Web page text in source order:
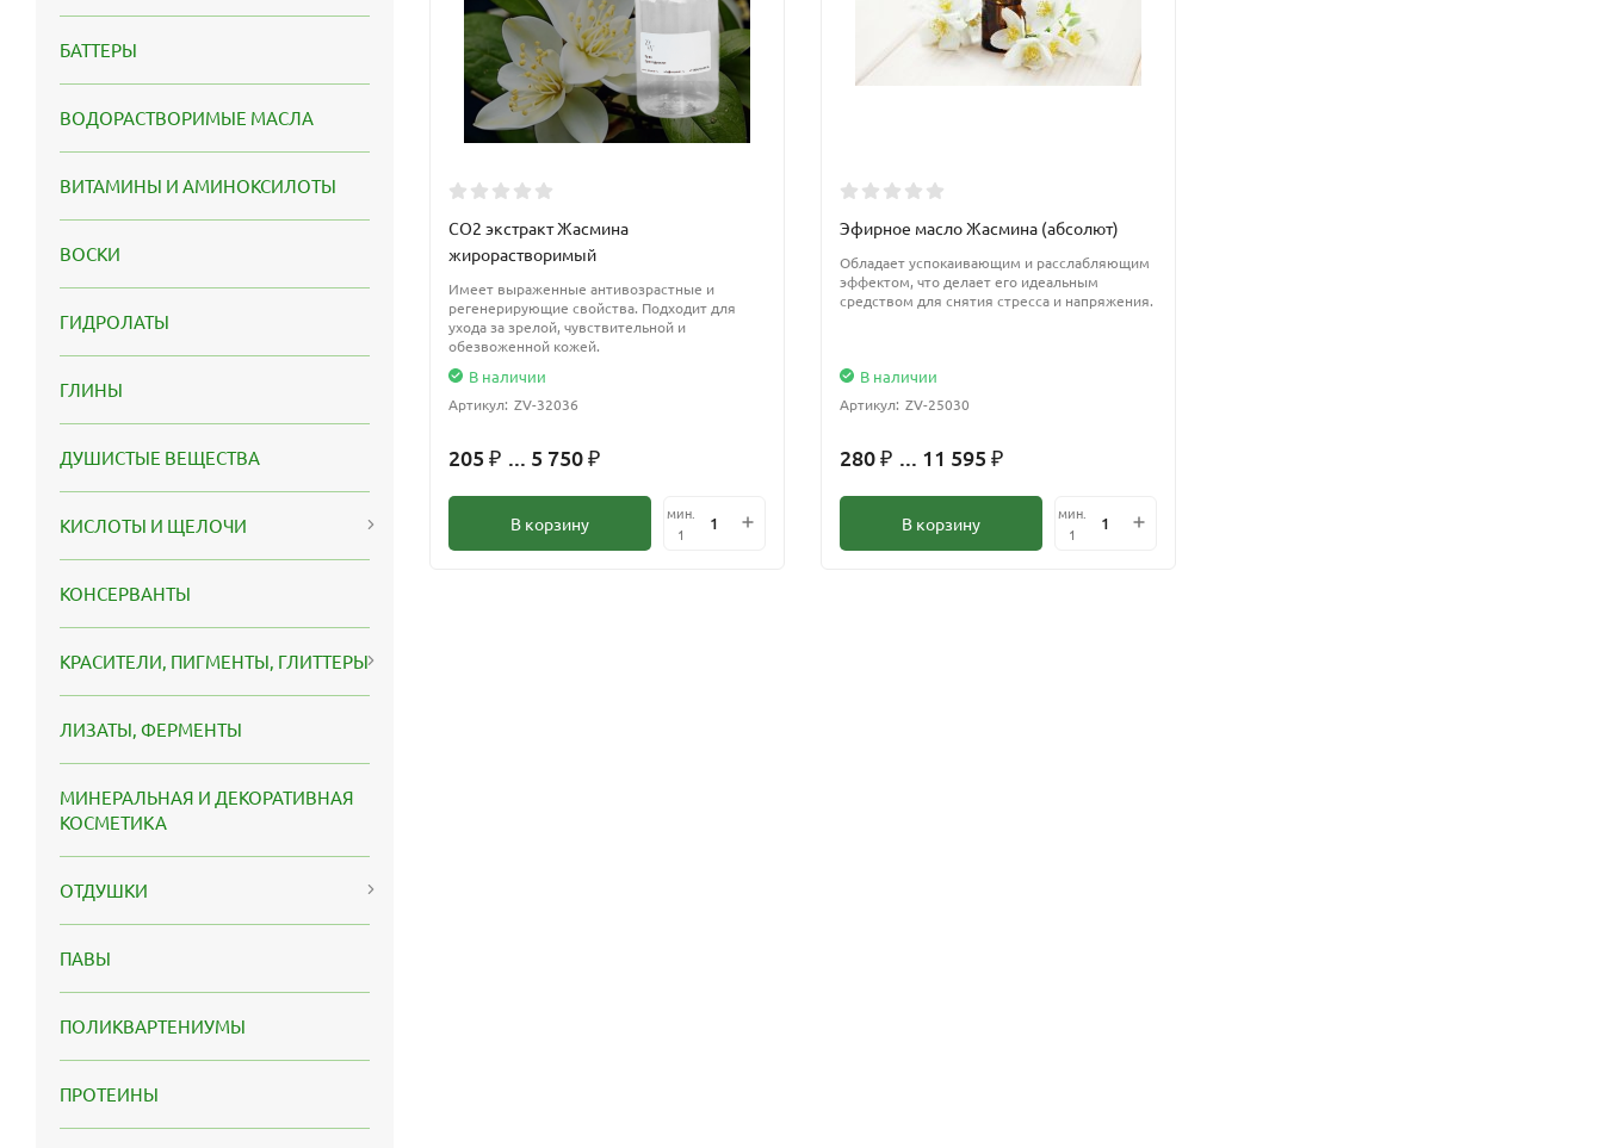
БАТТЕРЫ
ВОДОРАСТВОРИМЫЕ МАСЛА
ВИТАМИНЫ И АМИНОКСИЛОТЫ
ВОСКИ
ГИДРОЛАТЫ
ГЛИНЫ
ДУШИСТЫЕ ВЕЩЕСТВА
КИСЛОТЫ И ЩЕЛОЧИ
КОНСЕРВАНТЫ
КРАСИТЕЛИ, ПИГМЕНТЫ, ГЛИТТЕРЫ
ЛИЗАТЫ, ФЕРМЕНТЫ
МИНЕРАЛЬНАЯ И ДЕКОРАТИВНАЯ
КОСМЕТИКА
ОТДУШКИ
ПАВЫ
ПОЛИКВАРТЕНИУМЫ
ПРОТЕИНЫ
СО2 экстракт Жасмина
жирорастворимый
Имеет выраженные антивозрастные и
регенерирующие свойства. Подходит для
ухода за зрелой, чувствительной и
обезвоженной кожей.
В наличии
Артикул: ZV-32036
205 ₽ ... 5 750 ₽
В корзину
мин.
1
Эфирное масло Жасмина (абсолют)
Обладает успокаивающим и расслабляющим
эффектом, что делает его идеальным
средством для снятия стресса и напряжения.​
В наличии
Артикул: ZV-25030
280 ₽ ... 11 595 ₽
В корзину
мин.
1